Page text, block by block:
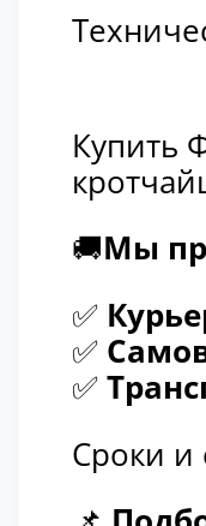
Купить
🚚Мы
✅
✅
✅
Сроки и